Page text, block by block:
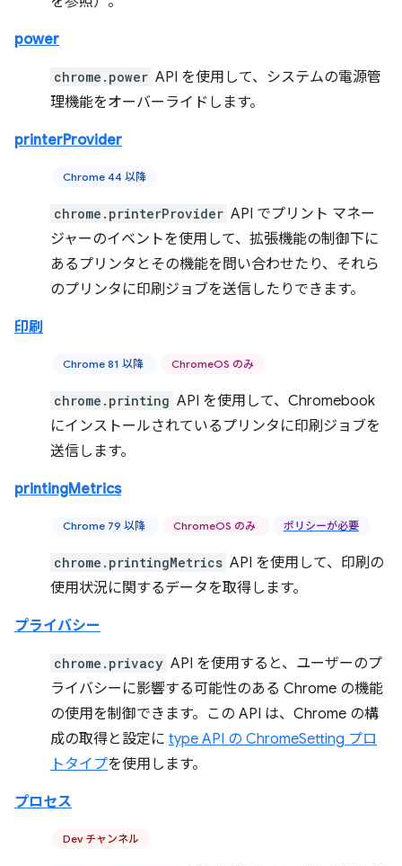
power
chrome.power API を使用して、システムの電源管
理機能をオーバーライドします。
printerProvider
Chrome 44 以降
chrome.printerProvider API でプリント マネー
ジャーのイベントを使用して、拡張機能の制御下に
あるプリンタとその機能を問い合わせたり、それら
のプリンタに印刷ジョブを送信したりできます。
印刷
Chrome 81 以降 ChromeOS のみ
chrome.printing API を使用して、Chromebook
にインストールされているプリンタに印刷ジョブを
送信します。
printingMetrics
Chrome 79 以降 ChromeOS のみ ポリシーが必要
chrome.printingMetrics API を使用して、印刷の
使用状況に関するデータを取得します。
プライバシー
chrome.privacy API を使用すると、ユーザーのプ
ライバシーに影響する可能性のある Chrome の機能
の使用を制御できます。この API は、Chrome の構
成の取得と設定に type API の ChromeSetting プロ
トタイプを使用します。
プロセス
Dev チャンネル